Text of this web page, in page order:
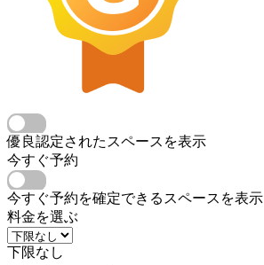
優良認定されたスペースを表示
今すぐ予約
今すぐ予約を確定できるスペースを表示
料金を選ぶ
下限なし